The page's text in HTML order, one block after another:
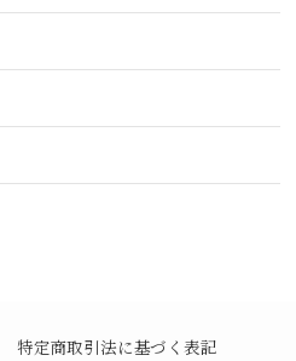
特定商取引法に基づく表記